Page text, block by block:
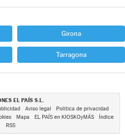
Girona
Tarragona
EL PAÍS S.L.
Aviso legal
Política de privacidad
Mapa EL PAÍS en KIOSKOyMÁS
Índice
RSS